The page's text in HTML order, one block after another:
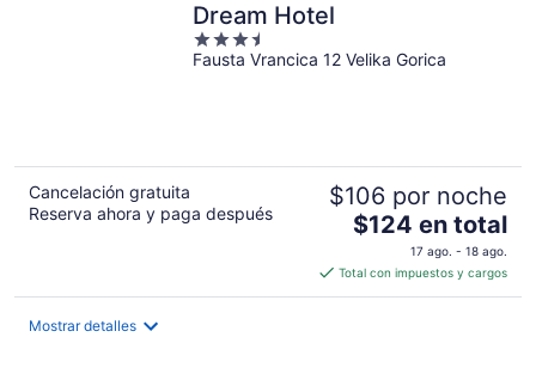
Dream Hotel
3.5
out
Fausta Vrancica 12 Velika Gorica
Cancelación gratuita
Reserva ahora y paga después
$106 por noche
El
es
de
$124 en total
17 ago. - 18 ago.
Total con impuestos y cargos
Mostrar detalles